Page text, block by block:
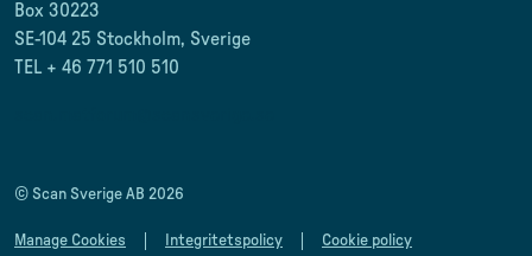
Box 30223
SE-104 25 Stockholm, Sverige
TEL + 46 771 510 510
© Scan Sverige AB 2026
Manage Cookies Integritetspolicy Cookie policy